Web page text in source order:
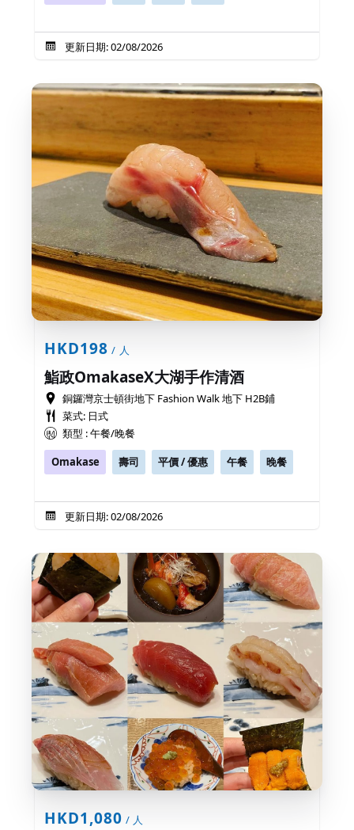
更新日期: 02/08/2026
HKD198 / 人
鮨政OmakaseX大湖手作清酒
銅鑼灣京士頓街地下 Fashion Walk 地下 H2B鋪
菜式: 日式
類型 : 午餐/晚餐
Omakase
壽司 平價 / 優惠 午餐 晚餐
更新日期: 02/08/2026
HKD1,080 / 人